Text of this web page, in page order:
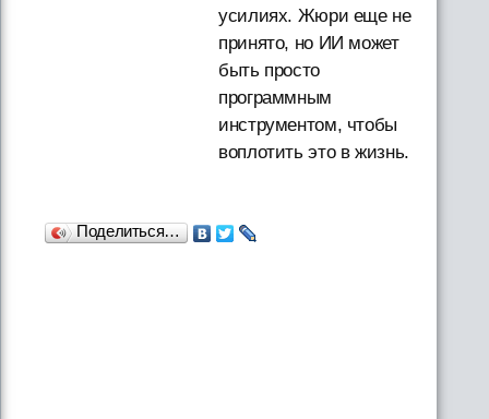
усилиях. Жюри еще не
принято, но ИИ может
быть просто
программным
инструментом, чтобы
воплотить это в жизнь.
Поделиться…